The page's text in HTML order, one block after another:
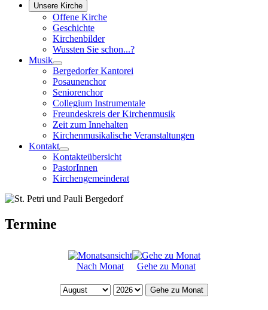
Unsere Kirche
Offene Kirche
Geschichte
Kirchenbilder
Wussten Sie schon...?
Musik
Bergedorfer Kantorei
Posaunenchor
Seniorenchor
Collegium Instrumentale
Freundeskreis der Kirchenmusik
Zeit zum Innehalten
Kirchenmusikalische Veranstaltungen
Kontakt
Kontakteübersicht
PastorInnen
Kirchengemeinderat
Termine
Nach Monat Gehe zu Monat
Gehe zu Monat